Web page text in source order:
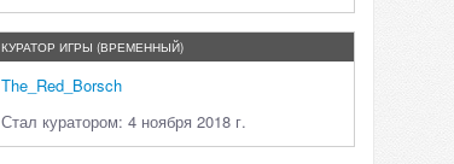
КУРАТОР ИГРЫ (ВРЕМЕННЫЙ)
The_Red_Borsch
Стал куратором: 4 ноября 2018 г.